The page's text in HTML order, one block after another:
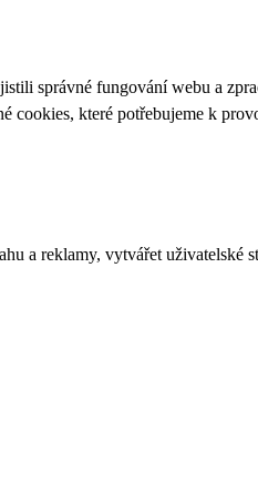
správné fungování webu a
cookies, které potřebujeme k
a reklamy, vytvářet